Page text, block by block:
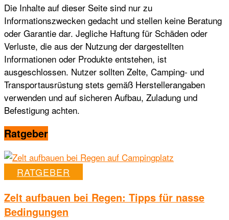
Die Inhalte auf dieser Seite sind nur zu
Informationszwecken gedacht und stellen keine Beratung
oder Garantie dar. Jegliche Haftung für Schäden oder
Verluste, die aus der Nutzung der dargestellten
Informationen oder Produkte entstehen, ist
ausgeschlossen. Nutzer sollten Zelte, Camping- und
Transportausrüstung stets gemäß Herstellerangaben
verwenden und auf sicheren Aufbau, Zuladung und
Befestigung achten.
Ratgeber
RATGEBER
Zelt aufbauen bei Regen: Tipps für nasse
Bedingungen